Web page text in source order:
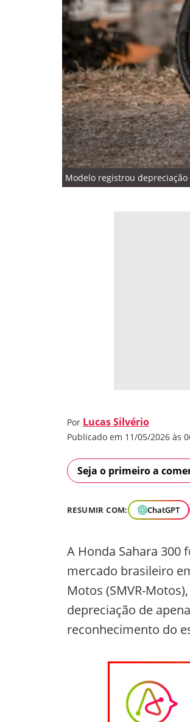
Modelo registrou
Por Lucas Silvério
Publicado em 11/05/2026 às
Seja o primeiro a
RESUMIR COM: ChatGPT
A Honda Sahara 300
mercado brasileiro
Motos (SMVR-
depreciação de
reconhecimento do